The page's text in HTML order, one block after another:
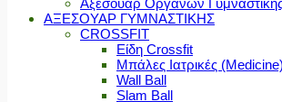
Αξεσουάρ Οργάνων
ΑΞΕΣΟΥΑΡ ΓΥΜΝΑΣΤΙΚΗΣ
CROSSFIT
Είδη Crossfit
Μπάλες Ιατρικές (Medicine)
Wall Ball
Slam Ball